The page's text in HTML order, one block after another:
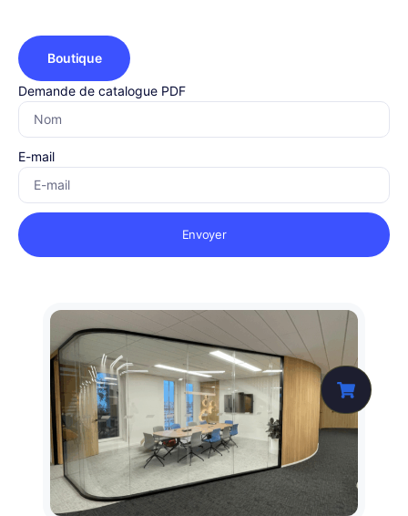
Boutique
Demande de catalogue PDF
E-mail
Envoyer